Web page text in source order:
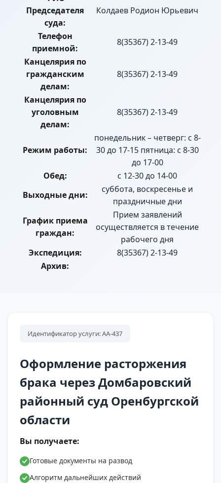
Председателя
суда:
Колдаев Родион Юрьевич
Телефон
приемной:
8(35367) 2-13-49
Канцелярия по
гражданским
делам:
8(35367) 2-13-49
Канцелярия по
уголовным
делам:
8(35367) 2-13-49
Режим работы:
понедельник – четверг: с 8-
30 до 17-15 пятница: с 8-30
до 17-00
Обед:
с 12-30 до 14-00
Выходные дни:
суббота, воскресенье и
праздничные дни
График приема
граждан:
Прием заявлений
осуществляется в течение
рабочего дня
Экспедиция:
8(35367) 2-13-49
Архив:
Идентификатор услуги: АА-437
Оформление расторжения
брака через Домбаровский
районный суд Оренбургской
области
Вы получаете:
Готовые документы на развод
Алгоритм дальнейших действий